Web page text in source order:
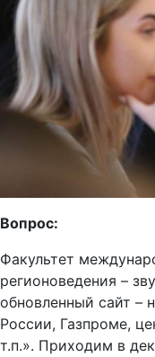
Вопрос:
Факультет
регионоведения –
обновленный сайт –
России, Газпроме,
т.п.». Приходим в